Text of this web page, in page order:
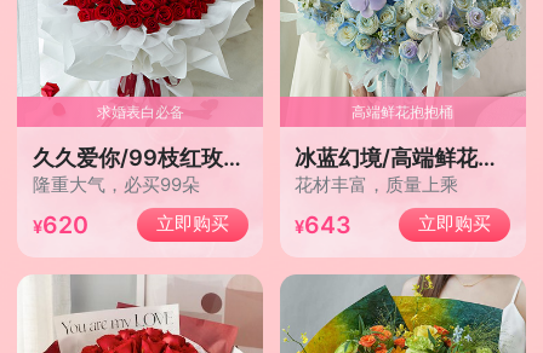
求婚表白必备
久久爱你/99枝红玫瑰新设计
隆重大气，必买99朵
620 立即购买
高端鲜花抱抱桶
冰蓝幻境/高端鲜花抱抱桶
花材丰富，质量上乘
643 立即购买